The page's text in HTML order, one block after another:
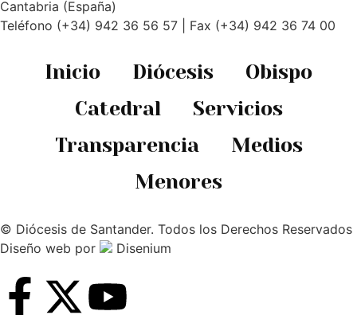
Cantabria (España)
Teléfono (+34) 942 36 56 57 | Fax (+34) 942 36 74 00
Inicio Diócesis
Obispo
Catedral
Servicios
Transparencia
Medios
Menores
© Diócesis de Santander. Todos los Derechos Reservados
Diseño web por Disenium